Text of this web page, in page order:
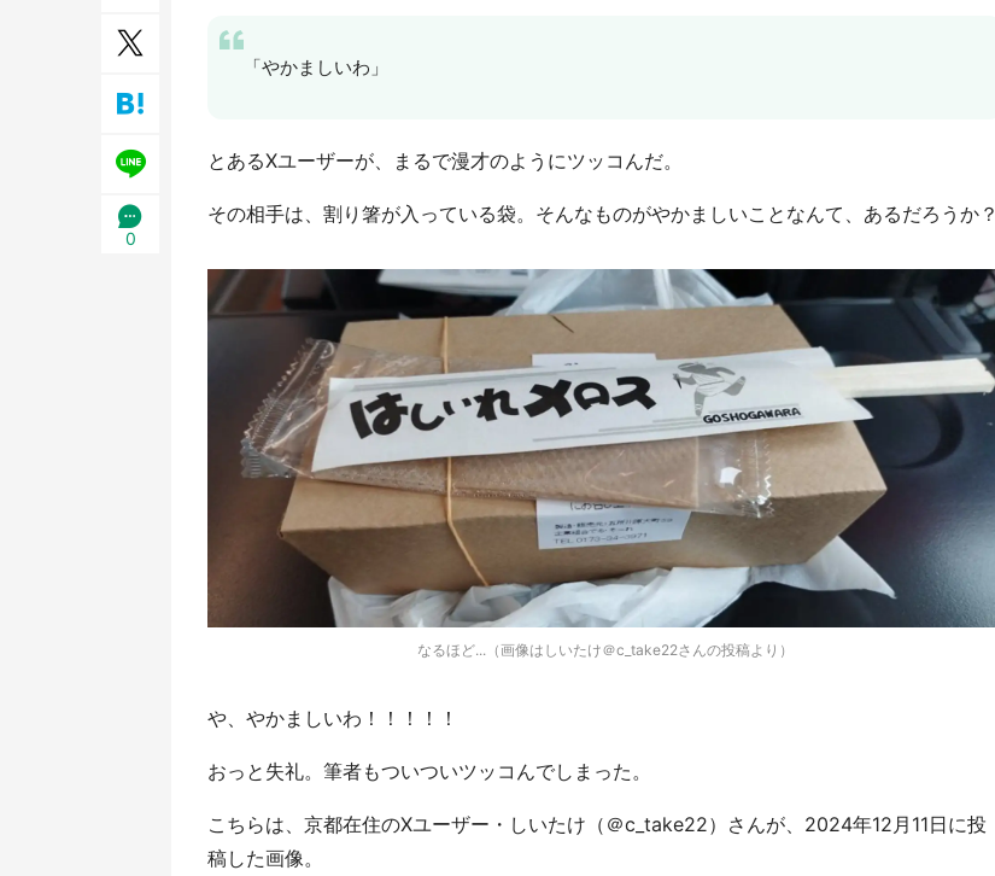
アニメ『はたらく細胞』と神奈川県の
3度目コラボ 作品の世界観通じて
「小児がん」学べる【8／10～31※平
0
「やかましいわ」
とあるXユーザーが、まるで漫才のようにツッコんだ。
その相手は、割り箸が入っている袋。そんなものがやかましいことなんて、あるだろうか？
なるほど...（画像はしいたけ＠c_take22さんの投稿より）
や、やかましいわ！！！！！
おっと失礼。筆者もついついツッコんでしまった。
こちらは、京都在住のXユーザー・しいたけ（＠c_take22）さんが、2024年12月11日に投
稿した画像。